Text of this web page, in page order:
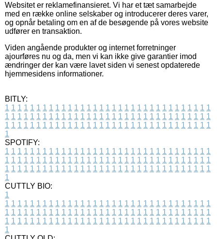
Websitet er reklamefinansieret. Vi har et tæt samarbejde
med en række online selskaber og introducerer deres varer,
og opnår betaling om en af de besøgende på vores website
udfører en transaktion.
Viden angående produkter og internet forretninger
ajourføres nu og da, men vi kan ikke give garantier imod
ændringer der kan være lavet siden vi senest opdaterede
hjemmesidens informationer.
BITLY:
1 1 1 1 1 1 1 1 1 1 1 1 1 1 1 1 1 1 1 1 1 1 1 1 1 1 1 1 1 1 1 1 1
1 1 1 1 1 1 1 1 1 1 1 1 1 1 1 1 1 1 1 1 1 1 1 1 1 1 1 1 1 1 1 1 1
1 1 1 1 1 1 1 1 1 1 1 1 1 1 1 1 1 1 1 1 1 1 1 1 1 1 1 1 1 1 1 1 1
1
SPOTIFY:
1 1 1 1 1 1 1 1 1 1 1 1 1 1 1 1 1 1 1 1 1 1 1 1 1 1 1 1 1 1 1 1 1
1 1 1 1 1 1 1 1 1 1 1 1 1 1 1 1 1 1 1 1 1 1 1 1 1 1 1 1 1 1 1 1 1
1 1 1 1 1 1 1 1 1 1 1 1 1 1 1 1 1 1 1 1 1 1 1 1 1 1 1 1 1 1 1 1 1
1
CUTTLY BIO:
1
1 1 1 1 1 1 1 1 1 1 1 1 1 1 1 1 1 1 1 1 1 1 1 1 1 1 1 1 1 1 1 1 1
1 1 1 1 1 1 1 1 1 1 1 1 1 1 1 1 1 1 1 1 1 1 1 1 1 1 1 1 1 1 1 1 1
1 1 1 1 1 1 1 1 1 1 1 1 1 1 1 1 1 1 1 1 1 1 1 1 1 1 1 1 1 1 1 1 1
1